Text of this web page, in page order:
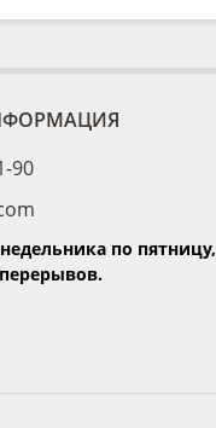
90
по пятницу,